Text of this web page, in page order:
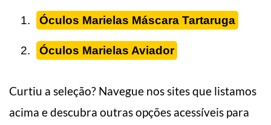
Óculos Marielas Máscara Tartaruga
Óculos Marielas Aviador
Curtiu a seleção? Navegue nos sites que listamos
acima e descubra outras opções acessíveis para